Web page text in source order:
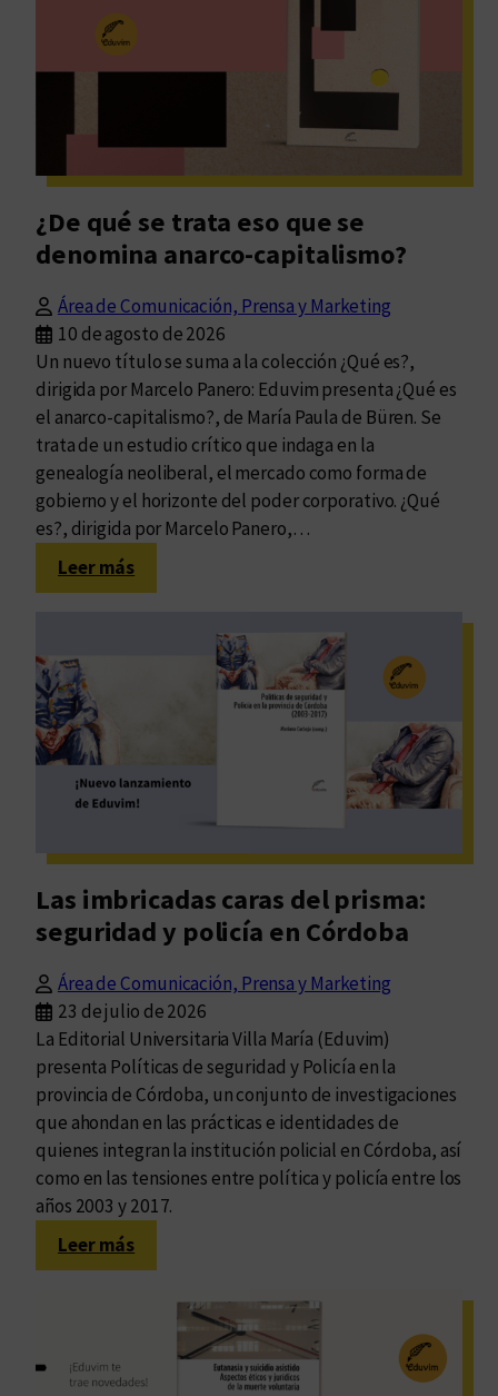
¿De qué se trata eso que se
denomina anarco-capitalismo?
Área de Comunicación, Prensa y Marketing
10 de agosto de 2026
Un nuevo título se suma a la colección ¿Qué es?,
dirigida por Marcelo Panero: Eduvim presenta ¿Qué es
el anarco-capitalismo?, de María Paula de Büren. Se
trata de un estudio crítico que indaga en la
genealogía neoliberal, el mercado como forma de
gobierno y el horizonte del poder corporativo. ¿Qué
es?, dirigida por Marcelo Panero,…
Leer más:
¿De
denomina
Las imbricadas caras del prisma:
seguridad y policía en Córdoba
Área de Comunicación, Prensa y Marketing
23 de julio de 2026
La Editorial Universitaria Villa María (Eduvim)
presenta Políticas de seguridad y Policía en la
provincia de Córdoba, un conjunto de investigaciones
que ahondan en las prácticas e identidades de
quienes integran la institución policial en Córdoba, así
como en las tensiones entre política y policía entre los
años 2003 y 2017.
Leer más:
Las
imbricadas
caras
prisma: